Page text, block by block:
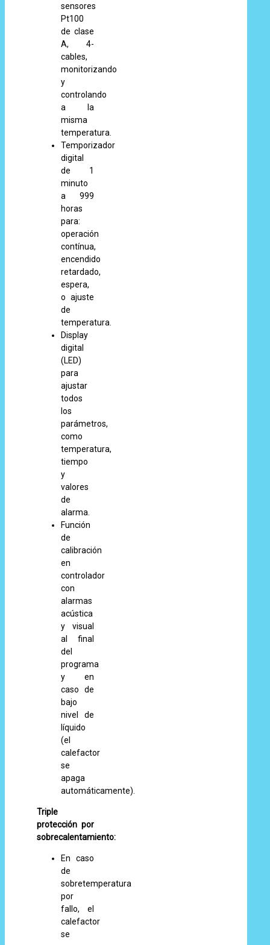
sensores
Pt100
de clase
A, 4-
cables,
monitorizando
y
controlando
a la
misma
temperatura.
Temporizador
digital
de 1
minuto
a 999
horas
para:
operación
contínua,
encendido
retardado,
espera,
o ajuste
de
temperatura.
Display
digital
(LED)
para
ajustar
todos
los
parámetros,
como
temperatura,
tiempo
y
valores
de
alarma.
Función
de
calibración
en
controlador
con
alarmas
acústica
y visual
al final
del
programa
y en
caso de
bajo
nivel de
líquido
(el
calefactor
se
apaga
automáticamente).
Triple
protección por
sobrecalentamiento:
En caso
de
sobretemperatura
por
fallo, el
calefactor
se